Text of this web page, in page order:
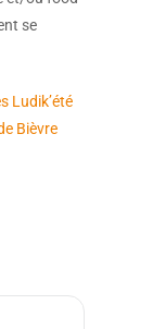
se
Ludik’été
Bièvre